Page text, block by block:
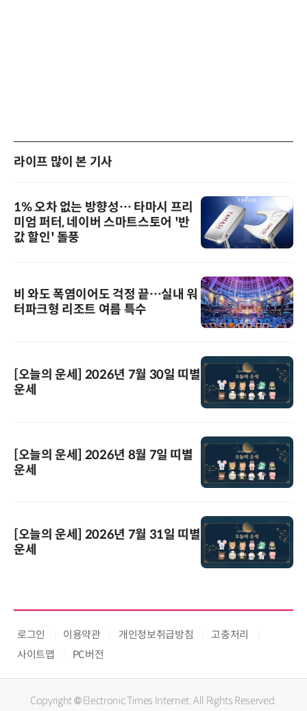
라이프 많이 본 기사
1% 오차 없는 방향성… 타마시 프리
미엄 퍼터, 네이버 스마트스토어 '반
값 할인' 돌풍
비 와도 폭염이어도 걱정 끝…실내 워
터파크형 리조트 여름 특수
[오늘의 운세] 2026년 7월 30일 띠별
운세
[오늘의 운세] 2026년 8월 7일 띠별
운세
[오늘의 운세] 2026년 7월 31일 띠별
운세
로그인 이용약관 개인정보취급방침
고충처리
사이트맵
PC버전
Copyright © Electronic Times Internet. All Rights Reserved.